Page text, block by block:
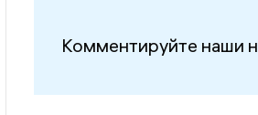
Комментируйте наши